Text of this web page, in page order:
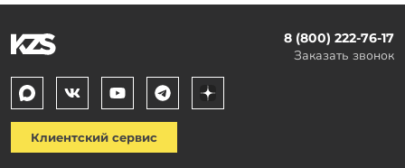
8 (800) 222-76-17
Заказать звонок
Клиентский сервис